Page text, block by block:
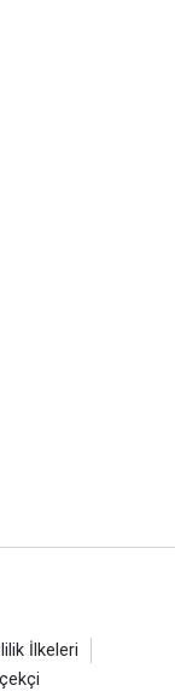
İlkeleri